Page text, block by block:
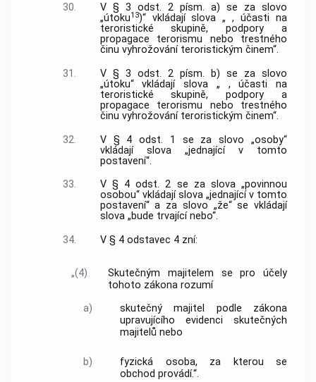
30.
V § 3 odst. 2 písm. a) se za slovo
„útoku13)“ vkládají slova „ , účasti na
teroristické skupině, podpory a
propagace terorismu nebo trestného
činu vyhrožování teroristickým činem“.
31.
V § 3 odst. 2 písm. b) se za slovo
„útoku“ vkládají slova „ , účasti na
teroristické skupině, podpory a
propagace terorismu nebo trestného
činu vyhrožování teroristickým činem“.
32.
V § 4 odst. 1 se za slovo „osoby“
vkládají slova „jednající v tomto
postavení“.
33.
V § 4 odst. 2 se za slova „povinnou
osobou“ vkládají slova „jednající v tomto
postavení“ a za slovo „že“ se vkládají
slova „bude trvající nebo“.
34.
V § 4 odstavec 4 zní:
„(4)
Skutečným majitelem se pro účely
tohoto zákona rozumí
a)
skutečný majitel podle zákona
upravujícího evidenci skutečných
majitelů nebo
b)
fyzická osoba, za kterou se
obchod provádí.“.